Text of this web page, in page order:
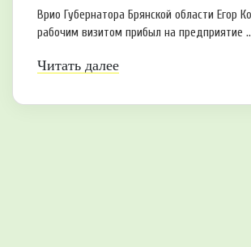
Врио Губернатора Брянской области Егор
рабочим визитом прибыл на предприятие
Читать далее